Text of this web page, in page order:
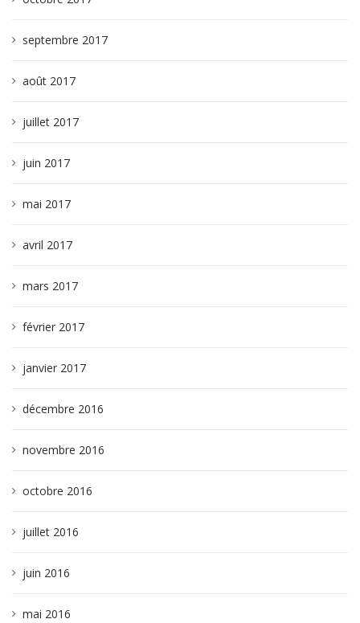
septembre 2017
août 2017
juillet 2017
juin 2017
mai 2017
avril 2017
mars 2017
février 2017
janvier 2017
décembre 2016
novembre 2016
octobre 2016
juillet 2016
juin 2016
mai 2016